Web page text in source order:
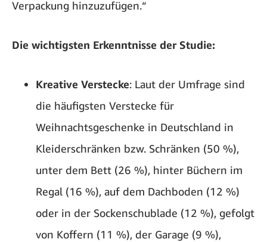
Verpackung hinzuzufügen.“
Die wichtigsten Erkenntnisse der Studie:
Kreative Verstecke: Laut der Umfrage sind
die häufigsten Verstecke für
Weihnachtsgeschenke in Deutschland in
Kleiderschränken bzw. Schränken (50 %),
unter dem Bett (26 %), hinter Büchern im
Regal (16 %), auf dem Dachboden (12 %)
oder in der Sockenschublade (12 %), gefolgt
von Koffern (11 %), der Garage (9 %),